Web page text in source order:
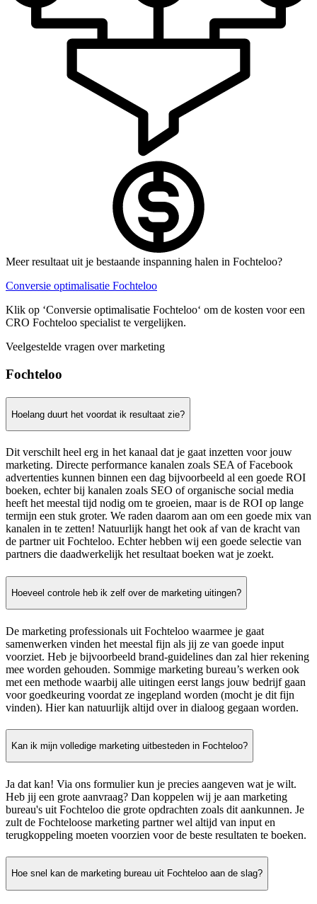
Meer resultaat uit je bestaande inspanning halen in Fochteloo?
Conversie optimalisatie Fochteloo
Klik op ‘Conversie optimalisatie Fochteloo‘ om de kosten voor een
CRO Fochteloo specialist te vergelijken.
Veelgestelde vragen over marketing
Fochteloo
Hoelang duurt het voordat ik resultaat zie?
Dit verschilt heel erg in het kanaal dat je gaat inzetten voor jouw
marketing. Directe performance kanalen zoals SEA of Facebook
advertenties kunnen binnen een dag bijvoorbeeld al een goede ROI
boeken, echter bij kanalen zoals SEO of organische social media
heeft het meestal tijd nodig om te groeien, maar is de ROI op lange
termijn een stuk groter. We raden daarom aan om een goede mix van
kanalen in te zetten! Natuurlijk hangt het ook af van de kracht van
de partner uit Fochteloo. Echter hebben wij een goede selectie van
partners die daadwerkelijk het resultaat boeken wat je zoekt.
Hoeveel controle heb ik zelf over de marketing uitingen?
De marketing professionals uit Fochteloo waarmee je gaat
samenwerken vinden het meestal fijn als jij ze van goede input
voorziet. Heb je bijvoorbeeld brand-guidelines dan zal hier rekening
mee worden gehouden. Sommige marketing bureau’s werken ook
met een methode waarbij alle uitingen eerst langs jouw bedrijf gaan
voor goedkeuring voordat ze ingepland worden (mocht je dit fijn
vinden). Hier kan natuurlijk altijd over in dialoog gegaan worden.
Kan ik mijn volledige marketing uitbesteden in Fochteloo?
Ja dat kan! Via ons formulier kun je precies aangeven wat je wilt.
Heb jij een grote aanvraag? Dan koppelen wij je aan marketing
bureau's uit Fochteloo die grote opdrachten zoals dit aankunnen. Je
zult de Fochteloose marketing partner wel altijd van input en
terugkoppeling moeten voorzien voor de beste resultaten te boeken.
Hoe snel kan de marketing bureau uit Fochteloo aan de slag?